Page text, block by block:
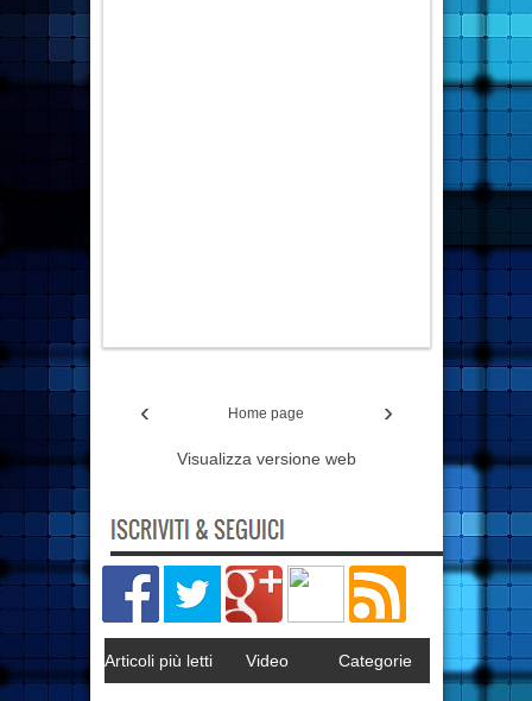
‹ ›
Home page
Visualizza versione web
Articoli più letti Video Categorie